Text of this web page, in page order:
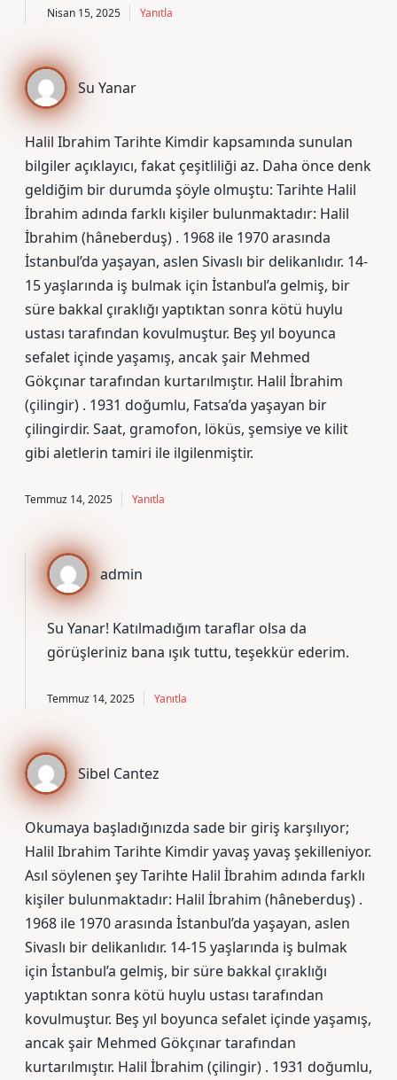
Nisan 15, 2025 Yanıtla
Su Yanar
Halil Ibrahim Tarihte Kimdir kapsamında sunulan
bilgiler açıklayıcı, fakat çeşitliliği az. Daha önce denk
geldiğim bir durumda şöyle olmuştu: Tarihte Halil
İbrahim adında farklı kişiler bulunmaktadır: Halil
İbrahim (hâneberduş) . 1968 ile 1970 arasında
İstanbul’da yaşayan, aslen Sivaslı bir delikanlıdır. 14-
15 yaşlarında iş bulmak için İstanbul’a gelmiş, bir
süre bakkal çıraklığı yaptıktan sonra kötü huylu
ustası tarafından kovulmuştur. Beş yıl boyunca
sefalet içinde yaşamış, ancak şair Mehmed
Gökçınar tarafından kurtarılmıştır. Halil İbrahim
(çilingir) . 1931 doğumlu, Fatsa’da yaşayan bir
çilingirdir. Saat, gramofon, löküs, şemsiye ve kilit
gibi aletlerin tamiri ile ilgilenmiştir.
Temmuz 14, 2025 Yanıtla
admin
Su Yanar! Katılmadığım taraflar olsa da
görüşleriniz bana ışık tuttu, teşekkür ederim.
Temmuz 14, 2025 Yanıtla
Sibel Cantez
Okumaya başladığınızda sade bir giriş karşılıyor;
Halil Ibrahim Tarihte Kimdir yavaş yavaş şekilleniyor.
Asıl söylenen şey Tarihte Halil İbrahim adında farklı
kişiler bulunmaktadır: Halil İbrahim (hâneberduş) .
1968 ile 1970 arasında İstanbul’da yaşayan, aslen
Sivaslı bir delikanlıdır. 14-15 yaşlarında iş bulmak
için İstanbul’a gelmiş, bir süre bakkal çıraklığı
yaptıktan sonra kötü huylu ustası tarafından
kovulmuştur. Beş yıl boyunca sefalet içinde yaşamış,
ancak şair Mehmed Gökçınar tarafından
kurtarılmıştır. Halil İbrahim (çilingir) . 1931 doğumlu,